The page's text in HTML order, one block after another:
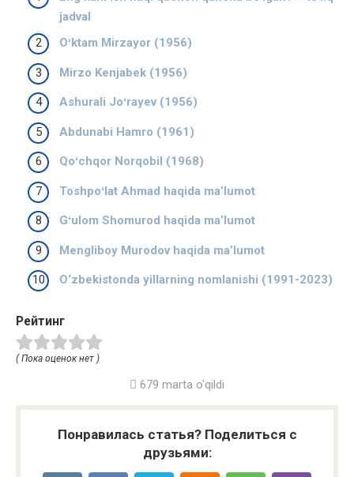
jadval
Oʻktam Mirzayor (1956)
Mirzo Kenjabek (1956)
Ashurali Joʻrayev (1956)
Abdunabi Hamro (1961)
Qoʻchqor Norqobil (1968)
Toshpoʻlat Ahmad haqida ma’lumot
Gʻulom Shomurod haqida ma’lumot
Mengliboy Murodov haqida ma’lumot
O‘zbekistonda yillarning nomlanishi (1991-2023)
Рейтинг
( Пока оценок нет )
679 marta o'qildi
Понравилась статья? Поделиться с
друзьями: